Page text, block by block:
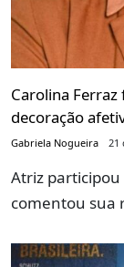
Carolina
decoração
Gabriela Nogueira 21
Atriz
comentou sua